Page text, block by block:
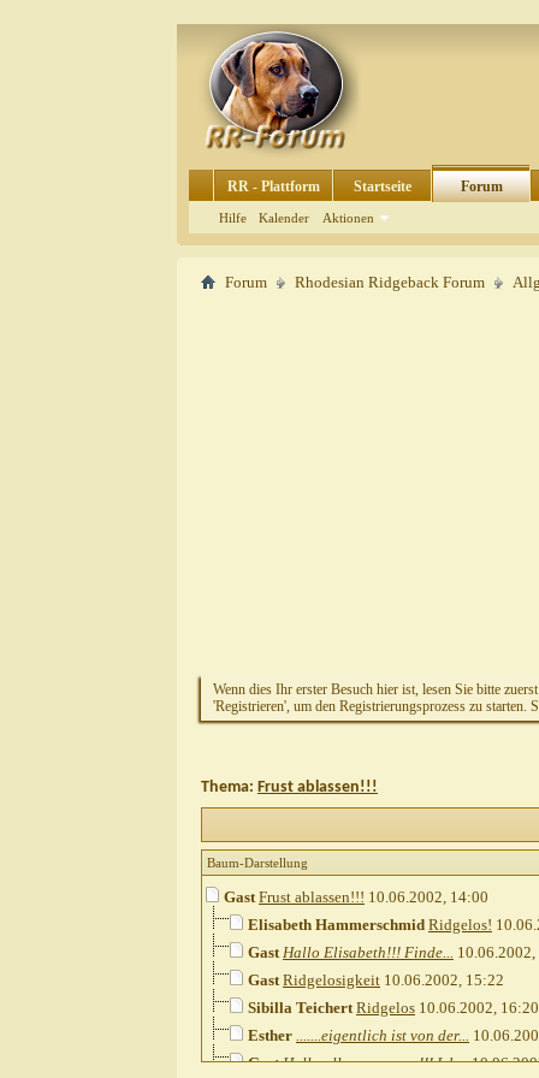
RR - Plattform Startseite Forum
Hilfe Kalender Aktionen
Forum Rhodesian Ridgeback Forum
Wenn dies Ihr erster Besuch hier ist, lesen Sie bitte
'Registrieren', um den Registrierungsprozess zu starten.
Thema: Frust ablassen!!!
Baum-Darstellung
Gast Frust ablassen!!! 10.06.2002, 14:00
Elisabeth Hammerschmid Ridgelos!
Gast Hallo Elisabeth!!! Finde... 10.06.2002,
Gast Ridgelosigkeit 10.06.2002, 15:22
Sibilla Teichert Ridgelos 10.06.2002, 16:20
Esther .......eigentlich ist von der...
Gast Hallo alle zusammen!!! Ich...